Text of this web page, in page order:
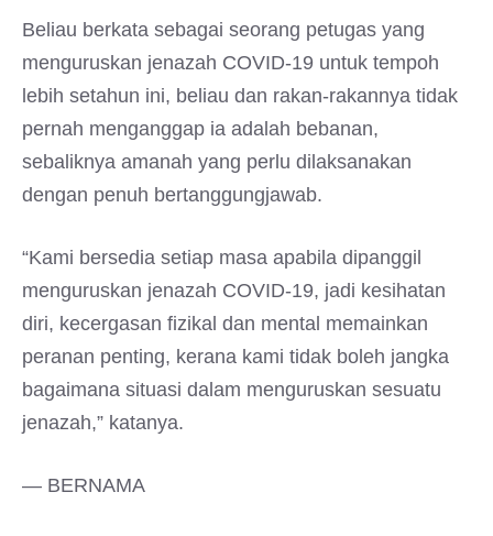
Beliau berkata sebagai seorang petugas yang
menguruskan jenazah COVID-19 untuk tempoh
lebih setahun ini, beliau dan rakan-rakannya tidak
pernah menganggap ia adalah bebanan,
sebaliknya amanah yang perlu dilaksanakan
dengan penuh bertanggungjawab.
“Kami bersedia setiap masa apabila dipanggil
menguruskan jenazah COVID-19, jadi kesihatan
diri, kecergasan fizikal dan mental memainkan
peranan penting, kerana kami tidak boleh jangka
bagaimana situasi dalam menguruskan sesuatu
jenazah,” katanya.
— BERNAMA